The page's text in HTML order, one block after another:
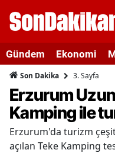
Gündem Ekonomi
Son Dakika 3. Sayfa
Erzurum
Kamping ile
Erzurum'da turizm
açılan Teke Kamping